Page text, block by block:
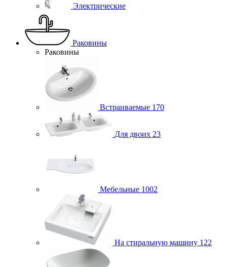
Электрические
Раковины
Раковины
Встраиваемые 170
Для двоих 23
Мебельные 1002
На стиральную машину 122